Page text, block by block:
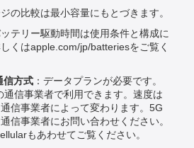
の比較は最小容量にもとづきます。
ッテリー駆動時間は使用条件と構成に
くはapple.com/jp/batteriesをご覧く
信方式 ：データプランが必要です。
信事業者で利用できます。速度は
信事業者によって変わります。5G
信事業者にお問い合わせください。
もあわせてご覧ください。